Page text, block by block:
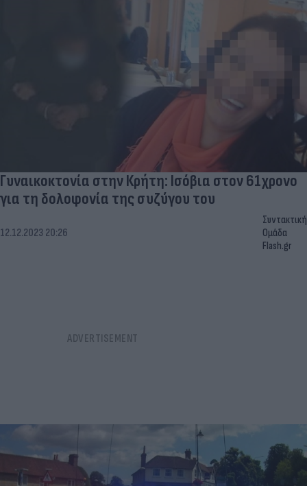
Γυναικοκτονία στην Κρήτη: Ισόβια στον 61χρονο
για τη δολοφονία της συζύγου του
12.12.2023 20:26
Συντακτική
Ομάδα
Flash.gr